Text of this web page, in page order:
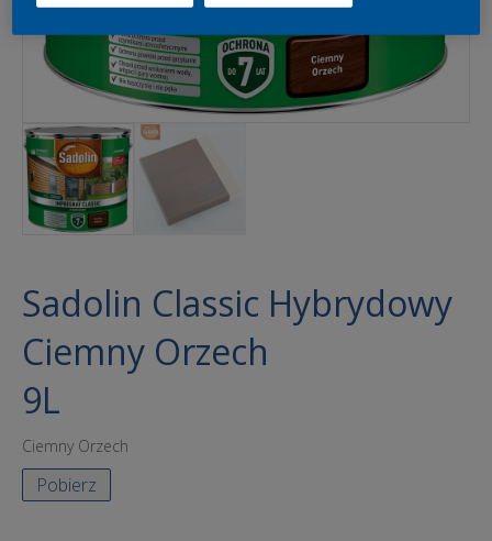
Sadolin Classic Hybrydowy
Ciemny Orzech
9L
Ciemny Orzech
Pobierz